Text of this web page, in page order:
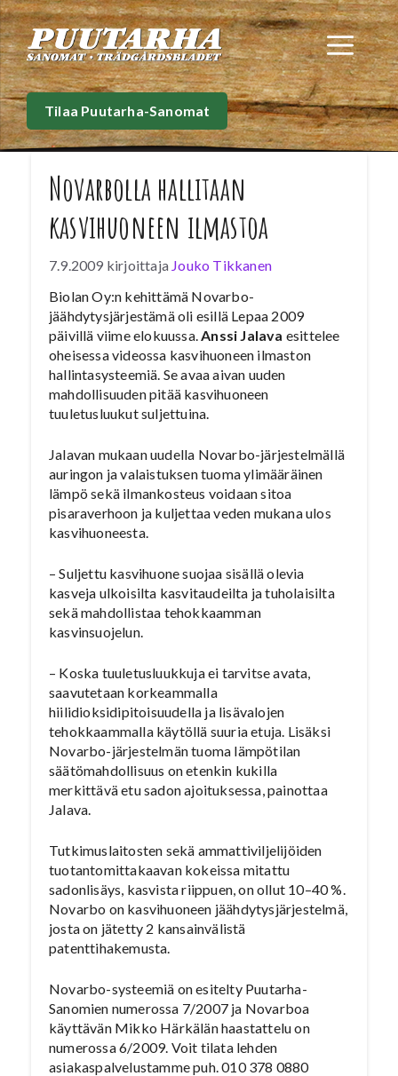
Siirry
sisältöön
Tilaa Puutarha-Sanomat
Novarbolla hallitaan
kasvihuoneen ilmastoa
7.9.2009 kirjoittaja Jouko Tikkanen
Biolan Oy:n kehittämä Novarbo-
jäähdytysjärjestämä oli esillä Lepaa 2009
päivillä viime elokuussa.Anssi Jalava esittelee
oheisessa videossa kasvihuoneen ilmaston
hallintasysteemiä. Se avaa aivan uuden
mahdollisuuden pitää kasvihuoneen
tuuletusluukut suljettuina.
Jalavan mukaan uudella Novarbo-järjestelmällä
auringon ja valaistuksen tuoma ylimääräinen
lämpö sekä ilmankosteus voidaan sitoa
pisaraverhoon ja kuljettaa veden mukana ulos
kasvihuoneesta.
– Suljettu kasvihuone suojaa sisällä olevia
kasveja ulkoisilta kasvitaudeilta ja tuholaisilta
sekä mahdollistaa tehokkaamman
kasvinsuojelun.
– Koska tuuletusluukkuja ei tarvitse avata,
saavutetaan korkeammalla
hiilidioksidipitoisuudella ja lisävalojen
tehokkaammalla käytöllä suuria etuja. Lisäksi
Novarbo-järjestelmän tuoma lämpötilan
säätömahdollisuus on etenkin kukilla
merkittävä etu sadon ajoituksessa, painottaa
Jalava.
Tutkimuslaitosten sekä ammattiviljelijöiden
tuotantomittakaavan kokeissa mitattu
sadonlisäys, kasvista riippuen, on ollut 10–40 %.
Novarbo on kasvihuoneen jäähdytysjärjestelmä,
josta on jätetty 2 kansainvälistä
patenttihakemusta.
Novarbo-systeemiä on esitelty Puutarha-
Sanomien numerossa 7/2007 ja Novarboa
käyttävän Mikko Härkälän haastattelu on
numerossa 6/2009. Voit tilata lehden
asiakaspalvelustamme puh. 010 378 0880